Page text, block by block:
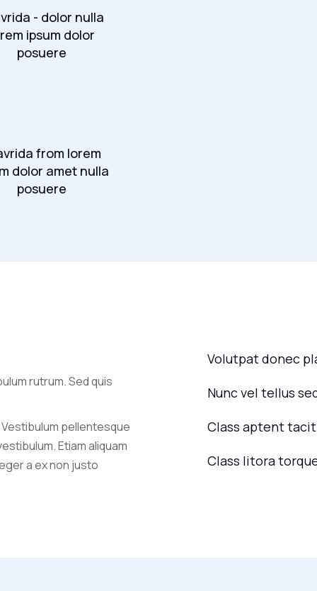
- dolor nulla
ipsum dolor
posuere
from lorem
dolor amet nulla
posuere
rutrum. Sed quis
pellentesque
Etiam aliquam
a ex non justo
Volutpat donec
Nunc vel tellus
Class aptent
Class litora